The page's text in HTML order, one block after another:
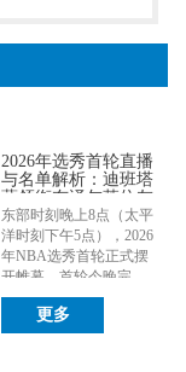
2026年选秀首轮直播
与名单解析：迪班塔
萨领衔布泽尔落位灰
熊的含义
东部时刻晚上8点（太平
洋时刻下午5点），2026
年NBA选秀首轮正式摆
开帷幕，首轮今晚完
结，第二...
更多